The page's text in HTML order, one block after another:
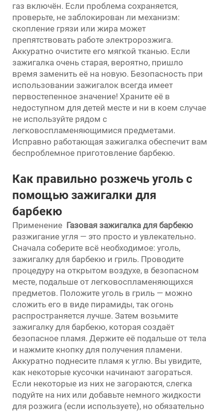
газ включён. Если проблема сохраняется,
проверьте, не заблокирован ли механизм:
скопление грязи или жира может
препятствовать работе электророзжига.
Аккуратно очистите его мягкой тканью. Если
зажигалка очень старая, вероятно, пришло
время заменить её на новую. Безопасность при
использовании зажигалок всегда имеет
первостепенное значение! Храните её в
недоступном для детей месте и ни в коем случае
не используйте рядом с
легковоспламеняющимися предметами.
Исправно работающая зажигалка обеспечит вам
беспроблемное приготовление барбекю.
Как правильно розжечь уголь с
помощью зажигалки для
барбекю
Применение Газовая зажигалка для барбекю
разжигание угля — это просто и увлекательно.
Сначала соберите всё необходимое: уголь,
зажигалку для барбекю и гриль. Проводите
процедуру на открытом воздухе, в безопасном
месте, подальше от легковоспламеняющихся
предметов. Положите уголь в гриль — можно
сложить его в виде пирамиды, так огонь
распространяется лучше. Затем возьмите
зажигалку для барбекю, которая создаёт
безопасное пламя. Держите её подальше от тела
и нажмите кнопку для получения пламени.
Аккуратно поднесите пламя к углю. Вы увидите,
как некоторые кусочки начинают загораться.
Если некоторые из них не загораются, слегка
подуйте на них или добавьте немного жидкости
для розжига (если используете), но обязательно